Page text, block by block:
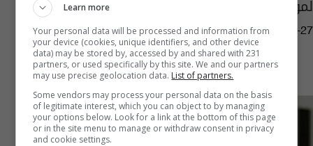
لمواقع آمنة في داقوق
08:35 | 2015-08-27
Learn more
Your personal data will be processed and information from
your device (cookies, unique identifiers, and other device
data) may be stored by, accessed by and shared with 231
partners, or used specifically by this site. We and our partners
may use precise geolocation data. List of partners.
Some vendors may process your personal data on the basis
of legitimate interest, which you can object to by managing
your options below. Look for a link at the bottom of this page
or in the site menu to manage or withdraw consent in privacy
and cookie settings.